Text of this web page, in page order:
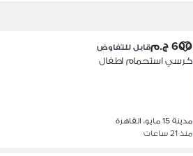
600 ج.م قابل للتفاوض
كرسي استحمام اطفال
مدينة 15 مايو، القاهرة
منذ 21 ساعات